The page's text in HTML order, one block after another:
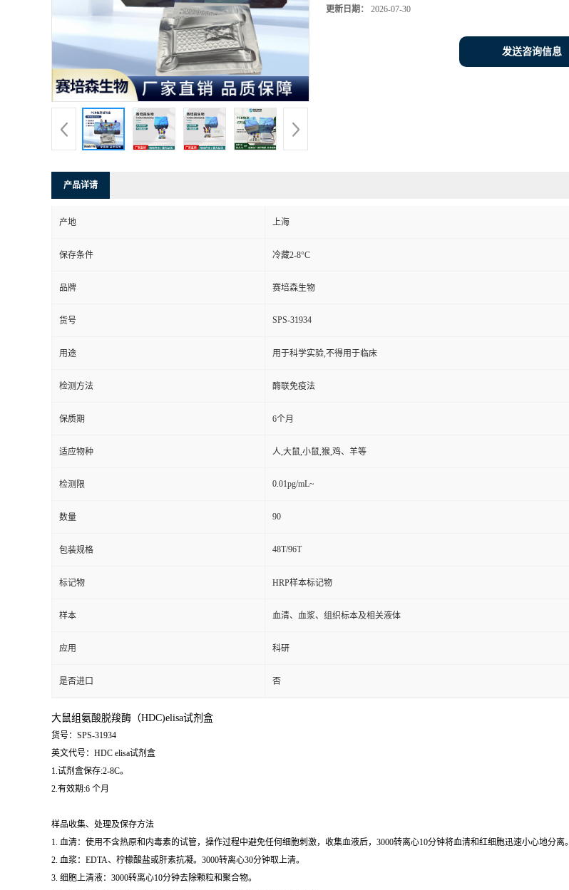
更新日期： 2026-07-30
发送咨询信息
产品详请
产地 上海
保存条件 冷藏2-8°C
品牌 赛培森生物
货号 SPS-31934
用途 用于科学实验,不得用于临床
检测方法 酶联免疫法
保质期 6个月
适应物种 人,大鼠,小鼠,猴,鸡、羊等
检测限 0.01pg/mL~
数量 90
包装规格 48T/96T
标记物 HRP样本标记物
样本 血清、血浆、组织标本及相关液体
应用 科研
是否进口 否
大鼠组氨酸脱羧酶（HDC)elisa试剂盒
货号：SPS-31934
英文代号：HDC elisa试剂盒
1.试剂盒保存:2-8C。
2.有效期:6 个月
样品收集、处理及保存方法
1. 血清：使用不含热原和内毒素的试管，操作过程中避免任何细胞刺激，收集血液后，3000转离心10分钟将血清和红细胞迅速小心地分离。
2. 血浆：EDTA、柠檬酸盐或肝素抗凝。3000转离心30分钟取上清。
3. 细胞上清液：3000转离心10分钟去除颗粒和聚合物。